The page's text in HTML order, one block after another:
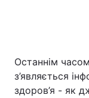
Останнім
з’являється
здоров’я - як